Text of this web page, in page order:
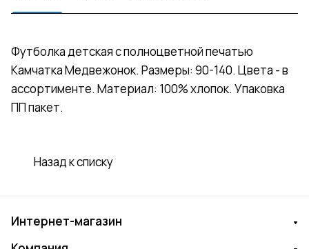
Футболка детская с полноцветной печатью
Камчатка Медвежонок. Размеры: 90-140. Цвета - в
ассортименте. Материал: 100% хлопок. Упаковка
ПП пакет.
Назад к списку
Интернет-магазин